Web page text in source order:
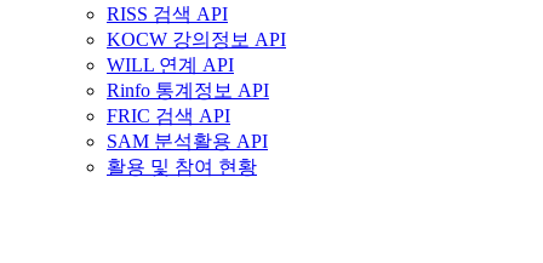
RISS 검색 API
KOCW 강의정보 API
WILL 연계 API
Rinfo 통계정보 API
FRIC 검색 API
SAM 분석활용 API
활용 및 참여 현황